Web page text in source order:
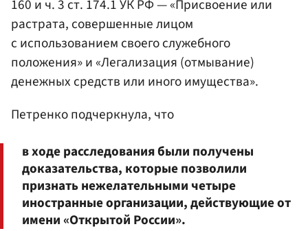
160 и ч. 3 ст. 174.1 УК РФ — «Присвоение или
растрата, совершенные лицом
с использованием своего служебного
положения» и «Легализация (отмывание)
денежных средств или иного имущества».
Петренко подчеркнула, что
в ходе расследования были получены
доказательства, которые позволили
признать нежелательными четыре
иностранные организации, действующие от
имени «Открытой России».